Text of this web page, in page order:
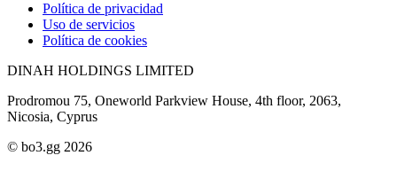
Política de privacidad
Uso de servicios
Política de cookies
DINAH HOLDINGS LIMITED
Prodromou 75, Oneworld Parkview House, 4th floor, 2063,
Nicosia, Cyprus
© bo3.gg 2026